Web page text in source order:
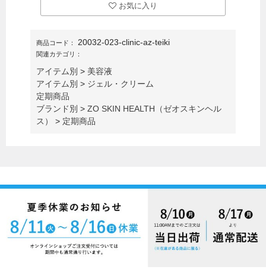
お気に入り
商品コード： 20032-023-clinic-az-teiki
関連カテゴリ：
アイテム別 > 美容液
アイテム別 > ジェル・クリーム
定期商品
ブランド別 >ZO SKIN HEALTH（ゼオスキンヘル
ス）
> 定期商品